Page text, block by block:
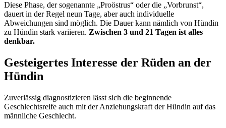
Diese Phase, der sogenannte „Proöstrus“ oder die „Vorbrunst“,
dauert in der Regel neun Tage, aber auch individuelle
Abweichungen sind möglich. Die Dauer kann nämlich von Hündin
zu Hündin stark variieren. Zwischen 3 und 21 Tagen ist alles
denkbar.
Gesteigertes Interesse der Rüden an der
Hündin
Zuverlässig diagnostizieren lässt sich die beginnende
Geschlechtsreife auch mit der Anziehungskraft der Hündin auf das
männliche Geschlecht.